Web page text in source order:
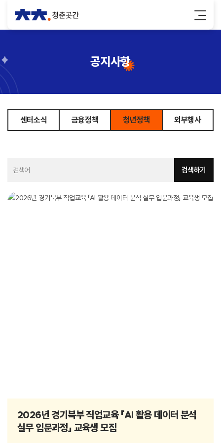
공지사항
센터소식 금융정책 청년정책 외부행사
검색하기
2026년 경기북부 직업교육 「AI 활용 데이터 분석
실무 입문과정」 교육생 모집